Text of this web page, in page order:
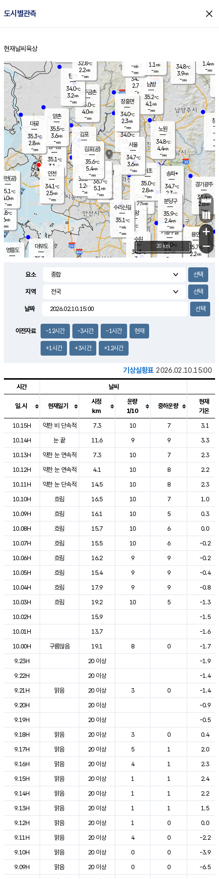
도시별관측 close
홈
현재날씨 육상
의도
℃
m/s
mm
영흥도
양주
34.3℃
2.7
-mm
과천
34.6℃
2.5m/s
- mm
용인
35.7℃
2.2m/s
경기광주
33.4℃
2.8m/s
-mm
2.7m/s
대부도
35.3
경서동
35.1℃
3.1 m/s
-mm
파주금촌
35.0℃
4.0m/s
-mm
34.8℃
3.9m/s
-mm
대곶
35.3℃
2.8m/s
-mm
창
-
-m/
-
탄현
34.0℃
3.2m/s
-mm
1.4m/s
-mm
의왕
- ℃
m/s
mm
김포
- ℃
-m/s
mm
광명
- ℃
-m/s
-mm
부천
35.3℃
1.2m/s
-mm
양촌
35.5℃
3.6m/s
-mm
구로
36.7℃
5.1 m/s
-mm
은평
34.0℃
3.5 m/s
- mm
노원
34.8℃
4.4m/s
-mm
송파*
34.7℃
2.3m/s
-mm
서초
35.0℃
2.8m/s
-mm
남방
35.2℃
4.1 m/s
-mm
기흥구갈
35.0℃
2.7m/s
-
수리산길
35.1℃
-m/s
-mm
분당구
35.9℃
2.4m/s
-mm
장흥면
34.0℃
2.3m/s
-mm
-m/s
-mm
인천(공)
35.1℃
4.0m/s
-mm
김포(공)
35.6℃
5.4m/s
-mm
수원
34.3℃
3 m/s
인천
34.1℃
2.5m/s
-mm
서울
34.7℃
3.6m/s
-mm
32.8℃
2.2m/s
-mm
1.1 m/s
-mm
+
−
20 km
요소
지역
날짜
이전자료 -12시간 -3시간 -1시간 현재
+1시간 +3시간 +12시간
기상실황표 2026.02.10.15:00
도시별 기상실황표로 지점, 날씨, 기온, 강수, 바람, 기압등을 안내한 표입
시간 날씨
일.시 현재일기
시정
km
운량
1/10
중하운량
현재
기온
10.15H
약한 비 단속적 7.3 10 7
3.1
10.14H
눈 끝 11.6 9 9
3.3
10.13H
약한 눈 연속적 7.3 10 7
2.3
10.12H
약한 눈 연속적 4.1 10 8
2.2
10.11H
약한 눈 단속적 14.5 10 8
2.3
10.10H
흐림 16.5 10 7
1.0
10.09H
흐림 16.1 10 5
0.3
10.08H
흐림 15.7 10 6
0.0
10.07H
흐림 15.5 10 6
-0.2
10.06H
흐림 16.2 9 9
-0.2
10.05H
흐림 15.4 9 9
-0.4
10.04H
흐림 17.9 9 9
-0.8
10.03H
흐림 19.2 10 5
-1.3
10.02H
15.9
-1.5
10.01H
13.7
-1.6
10.00H
구름많음 19.1 8 0
-1.7
9.23H
20 이상
-1.9
9.22H
20 이상
-1.4
9.21H
맑음 20 이상 3 0
-1.4
9.20H
20 이상
-0.9
9.19H
20 이상
-0.5
9.18H
맑음 20 이상 3 0
0.4
9.17H
맑음 20 이상 5 1
2.0
9.16H
맑음 20 이상 4 1
2.3
9.15H
맑음 20 이상 1 1
2.4
9.14H
맑음 20 이상 1 1
2.2
9.13H
맑음 20 이상 1 1
1.5
9.12H
맑음 20 이상 1 0
0.0
9.11H
맑음 20 이상 4 0
-2.2
9.10H
맑음 20 이상 0 0
-3.9
9.09H
맑음 20 이상 0 0
-6.5